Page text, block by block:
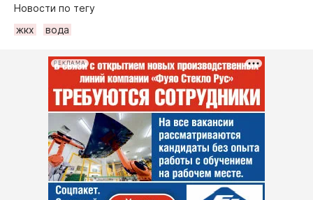
Новости по тегу
жкх
вода
РЕКЛАМА